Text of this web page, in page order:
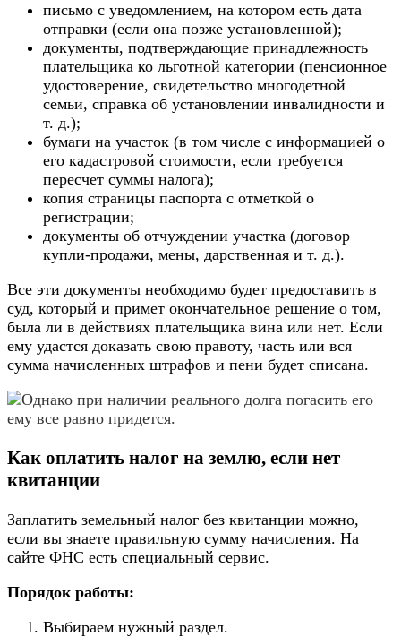
письмо с уведомлением, на котором есть дата
отправки (если она позже установленной);
документы, подтверждающие принадлежность
плательщика ко льготной категории (пенсионное
удостоверение, свидетельство многодетной
семьи, справка об установлении инвалидности и
т. д.);
бумаги на участок (в том числе с информацией о
его кадастровой стоимости, если требуется
пересчет суммы налога);
копия страницы паспорта с отметкой о
регистрации;
документы об отчуждении участка (договор
купли-продажи, мены, дарственная и т. д.).
Все эти документы необходимо будет предоставить в
суд, который и примет окончательное решение о том,
была ли в действиях плательщика вина или нет. Если
ему удастся доказать свою правоту, часть или вся
сумма начисленных штрафов и пени будет списана.
Однако при наличии реального долга погасить его
ему все равно придется.
Как оплатить налог на землю, если нет
квитанции
Заплатить земельный налог без квитанции можно,
если вы знаете правильную сумму начисления. На
сайте ФНС есть специальный сервис.
Порядок работы:
Выбираем нужный раздел.